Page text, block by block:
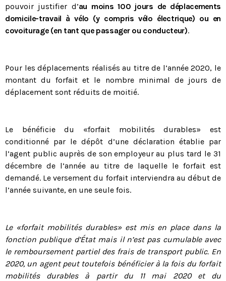
Fiche technique : Amélioration des droits à retraite des parents
6 août 2026
Crise énergétique : prolongation du dispositif
Communiqué FORTES CHALEURS
3 juillet 2026
pouvoir justifier d’au moins 100 jours de déplacements
domicile-travail à vélo (y compris vélo électrique) ou en
covoiturage (en tant que passager ou conducteur).
Pour les déplacements réalisés au titre de l’année 2020, le
montant du forfait et le nombre minimal de jours de
déplacement sont réduits de moitié.
Le bénéficie du «forfait mobilités durables» est
conditionné par le dépôt d’une déclaration établie par
l’agent public auprès de son employeur au plus tard le 31
décembre de l’année au titre de laquelle le forfait est
demandé. Le versement du forfait interviendra au début de
l’année suivante, en une seule fois.
Le «forfait mobilités durables» est mis en place dans la
fonction publique d’État mais il n’est pas cumulable avec
le remboursement partiel des frais de transport public. En
2020, un agent peut toutefois bénéficier à la fois du forfait
mobilités durables à partir du 11 mai 2020 et du